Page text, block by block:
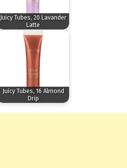
Juicy Tubes, 20 Lavander
Latte
Juicy Tubes, 16 Almond
Drip